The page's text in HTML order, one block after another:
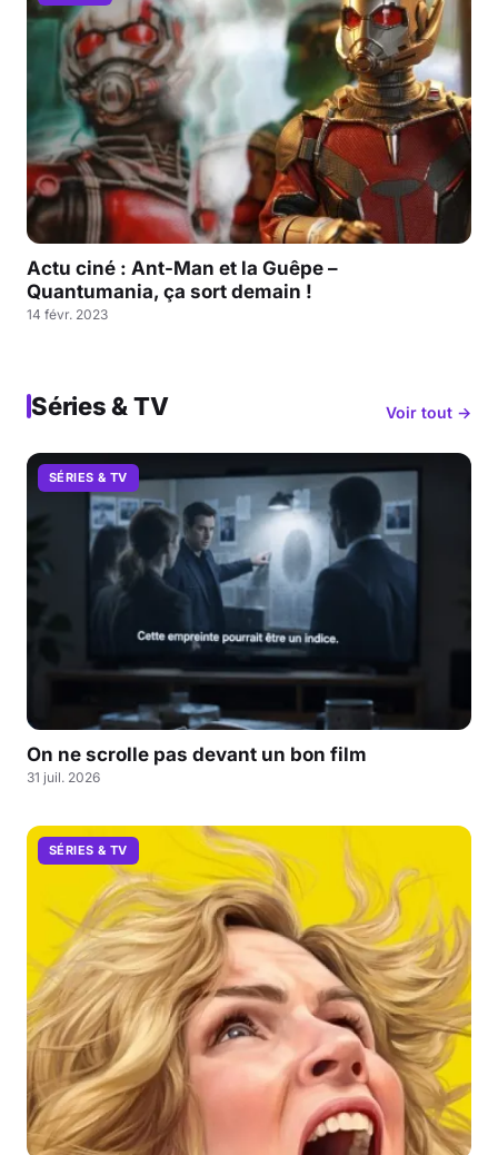
Actu ciné : Ant-Man et la Guêpe –
Quantumania, ça sort demain !
14 févr. 2023
Séries & TV Voir tout →
SÉRIES & TV
On ne scrolle pas devant un bon film
31 juil. 2026
SÉRIES & TV